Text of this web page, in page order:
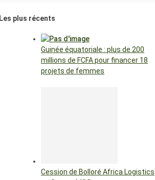
Les plus récents
Guinée équatoriale : plus de 200
millions de FCFA pour financer 18
projets de femmes
Cession de Bolloré Africa Logistics